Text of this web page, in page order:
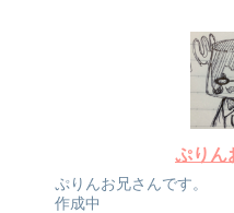
ぷりん
ぷりんお兄さんです。
作成中